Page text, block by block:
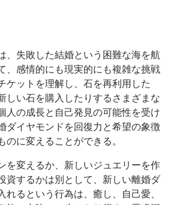
、失敗した結婚という困難な海を航
、感情的にも現実的にも複雑な挑戦
ケットを理解し、石を再利用した
しい石を購入したりするさまざまな
人の成長と自己発見の可能性を受け
ダイヤモンドを回復力と希望の象徴
のに変えることができる。
を変えるか、新しいジュエリーを作
資するかは別として、新しい離婚ダ
れるという行為は、癒し、自己愛、